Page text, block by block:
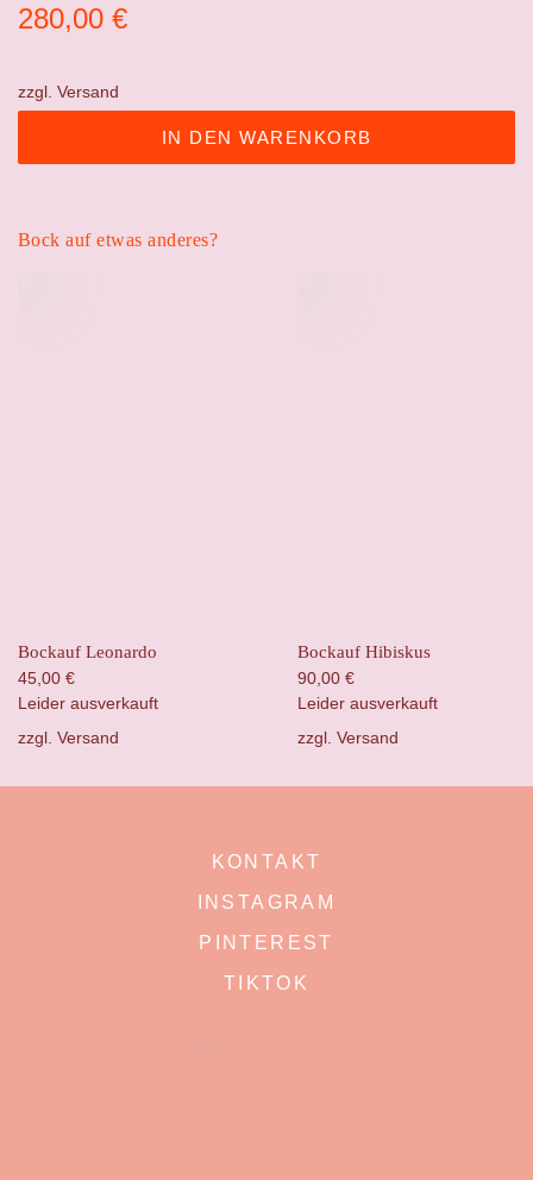
zzgl. Versand
280,00 €
IN DEN WARENKORB
Bock auf etwas anderes?
Bockauf Leonardo
45,00 €
Leider ausverkauft
zzgl. Versand
Bockauf Hibiskus
90,00 €
Leider ausverkauft
zzgl. Versand
KONTAKT
INSTAGRAM
PINTEREST
TIKTOK